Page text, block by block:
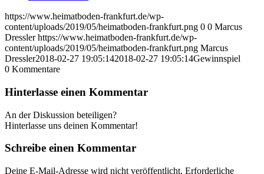
https://www.heimatboden-frankfurt.de/wp-
content/uploads/2019/05/heimatboden-frankfurt.png 0 0 Marcus
Dressler https://www.heimatboden-frankfurt.de/wp-
content/uploads/2019/05/heimatboden-frankfurt.png Marcus
Dressler2018-02-27 19:05:142018-02-27 19:05:14Gewinnspiel
0 Kommentare
Hinterlasse einen Kommentar
An der Diskussion beteiligen?
Hinterlasse uns deinen Kommentar!
Schreibe einen Kommentar
Deine E-Mail-Adresse wird nicht veröffentlicht. Erforderliche